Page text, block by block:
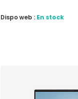
Dispo web : En stock